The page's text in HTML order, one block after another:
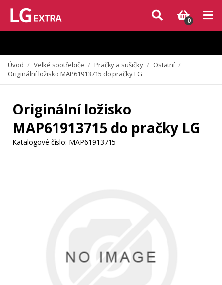
Vzhledem k aktuální situaci se může dodání dílů, které nejsou skladem,
zpozdit. Děkujeme za pochopení.
0
Úvod / Velké spotřebiče / Pračky a sušičky / Ostatní /
Originální ložisko MAP61913715 do pračky LG
Originální ložisko
MAP61913715 do pračky LG
Katalogové číslo: MAP61913715